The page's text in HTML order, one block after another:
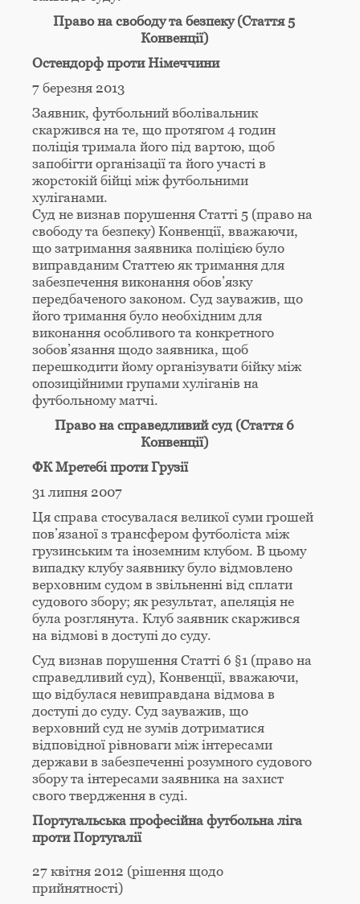
Право на свободу та безпеку (Стаття 5
Конвенції)
Остендорф проти Німеччини
7 березня 2013
Заявник, футбольний вболівальник
скаржився на те, що протягом 4 годин
поліція тримала його під вартою, щоб
запобігти організації та його участі в
жорстокій бійці між футбольними
хуліганами.
Суд не визнав порушення Статті 5 (право на
свободу та безпеку) Конвенції, вважаючи,
що затримання заявника поліцією було
виправданим Статтею як тримання для
забезпечення виконання обов’язку
передбаченого законом. Суд зауважив, що
його тримання було необхідним для
виконання особливого та конкретного
зобов’язання щодо заявника, щоб
перешкодити йому організувати бійку між
опозиційними групами хуліганів на
футбольному матчі.
Право на справедливий суд (Стаття 6
Конвенції)
ФК Мретебі проти Грузії
31 липня 2007
Ця справа стосувалася великої суми грошей
пов’язаної з трансфером футболіста між
грузинським та іноземним клубом. В цьому
випадку клубу заявнику було відмовлено
верховним судом в звільненні від сплати
судового збору; як результат, апеляція не
була розглянута. Клуб заявник скаржився
на відмові в доступі до суду.
Суд визнав порушення Статті 6 §1 (право на
справедливий суд), Конвенції, вважаючи,
що відбулася невиправдана відмова в
доступі до суду. Суд зауважив, що
верховний суд не зумів дотриматися
відповідної рівноваги між інтересами
держави в забезпеченні розумного судового
збору та інтересами заявника на захист
свого твердження в суді.
Португальська професійна футбольна ліга
проти Португалії
27 квітня 2012 (рішення щодо
прийнятності)